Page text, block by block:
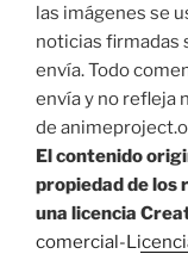
las imágenes se
noticias firmadas
envía. Todo
envía y no refleja
de
El contenido
propiedad de los
una licencia
comercial-